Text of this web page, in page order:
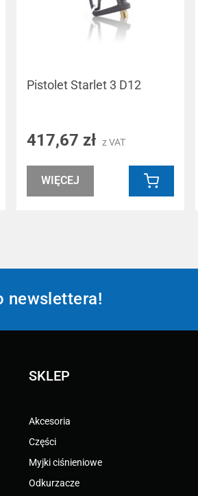
Pistolet Starlet 3 D12
417,67 zł z VAT
WIĘCEJ
newslettera!
SKLEP
Akcesoria
Części
Myjki ciśnieniowe
Odkurzacze